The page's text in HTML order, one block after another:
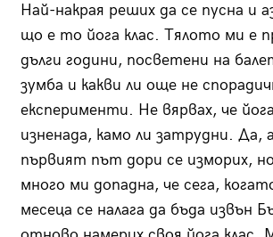
Най-накрая реших да се пусна и
що е то йога клас. Тялото ми е
дълги години, посветени на
зумба и какви ли още не
експерименти. Не вярвах, че
изненада, камо ли затрудни. Да,
първият път дори се изморих,
много ми допадна, че сега,
месеца се налага да бъда извън